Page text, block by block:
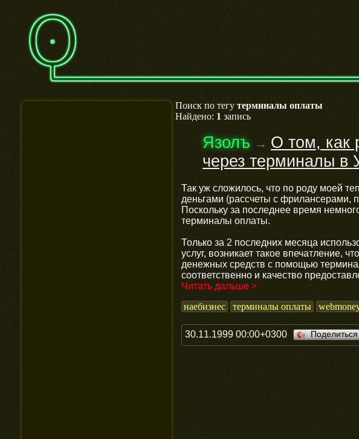
Поиск по тегу терминалы оплаты
Найдено: 1 запись
Язолъ→ О том, как
через терминалы в
Так уж сложилось, что по роду моей
деньгами (рассчеты с фрилансерами,
Поскольку за последнее время
терминалы оплаты.
Только за 2 последних месяца
услуг, возникает такое впечатление,
денежных средств с помощью
соответственно и качество
Читать дальше >
наебизнес
терминалы оплаты
30.11.1999 00:00+0300